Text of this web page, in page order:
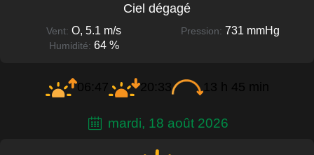
Ciel dégagé
Vent: O, 5.1 m/s Pression: 731 mmHg
Humidité: 64 %
06:47 20:33 13 h 45 min
mardi, 18 août 2026